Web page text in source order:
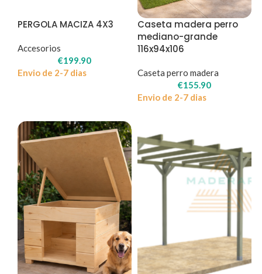
PERGOLA MACIZA 4X3
Accesorios
€199.90
Envio de 2-7 dias
Caseta madera perro
mediano-grande
116x94x106
Caseta perro madera
€155.90
Envio de 2-7 dias